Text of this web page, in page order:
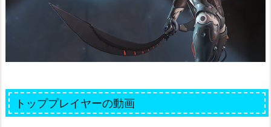
トッププレイヤーの動画